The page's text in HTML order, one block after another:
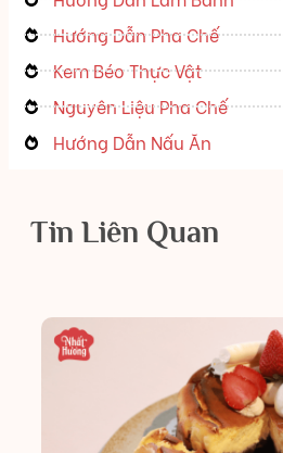
Hướng Dẫn Pha Chế
Kem Béo Thực Vật
Nguyên Liệu Pha Chế
Hướng Dẫn Nấu Ăn
Tin Liên Quan